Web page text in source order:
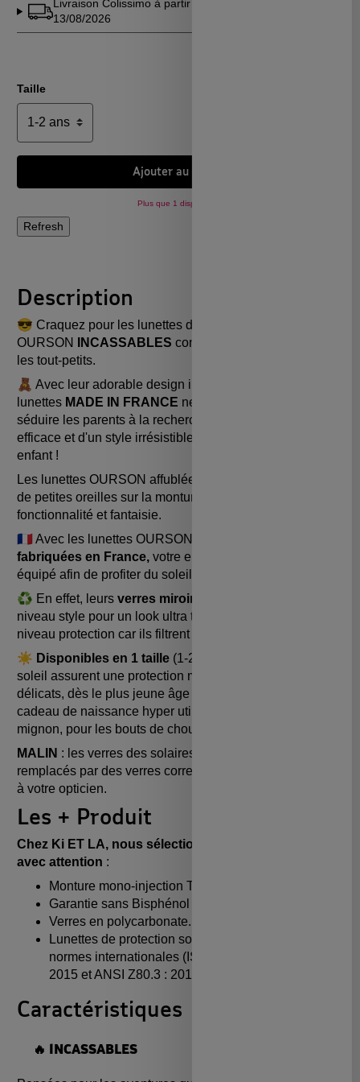
Livraison Colissimo à partir du
13/08/2026
Taille
Ajouter au panier
Plus que 1 disponible !
Description
😎 Craquez pour les lunettes de soleil
OURSON
INCASSABLES conçues spécialement pour
les tout-petits.
🧸 Avec leur adorable design inspiré des oursons, ces
lunettes MADE IN FRANCE ne manqueront pas de
séduire les parents à la recherche d'une protection
efficace et d'un style irrésistible pour leur bébé et leur
enfant !
Les lunettes OURSON affublées d'un museau et
de petites oreilles sur la monture, allient à merveille
fonctionnalité et fantaisie.
🇫🇷 Avec les lunettes OURSONS dessinées
fabriquées en France,votre enfant sera parfaitement
équipé afin de profiter du soleil en toute tranquillité !
♻️ En effet, leurs verres miroir de catégorie 3
niveau style pour un look ultra tendance mais aussi
niveau protection car ils filtrent 100% des UV.
☀️ Disponibles en 1 taille(1-2 ans), ces lunettes de
soleil assurent une protection maximale des yeux
délicats, dès le plus jeune âge ! Il s’agit également d’un
cadeau de naissance hyper utile et absolument trop
mignon, pour les bouts de chou dès 1 ans.
MALIN : les verres des solaires Ki ET LA peuvent être
remplacés par des verres correcteurs. Demandez conseil
à votre opticien.
Les + Produit
Chez Ki ET LA, nous sélectionnons chaque élément
avec attention :
Monture mono-injection TPEE.
Garantie sans Bisphénol A.
Verres en polycarbonate.
Lunettes de protection solaires conformes aux
normes internationales (ISO 12312-1:2013 / A1
2015 et ANSI Z80.3 : 2015).
Caractéristiques
🔥 INCASSABLES